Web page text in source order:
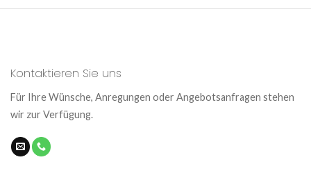
Kontaktieren Sie uns
Für Ihre Wünsche, Anregungen oder Angebotsanfragen stehen
wir zur Verfügung.